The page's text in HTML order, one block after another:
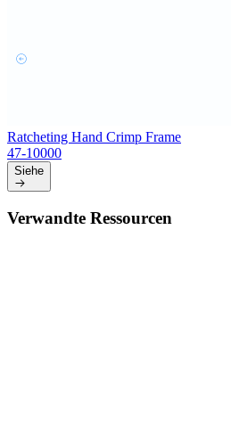
Ratcheting Hand Crimp Frame
47-10000
Siehe
Verwandte Ressourcen